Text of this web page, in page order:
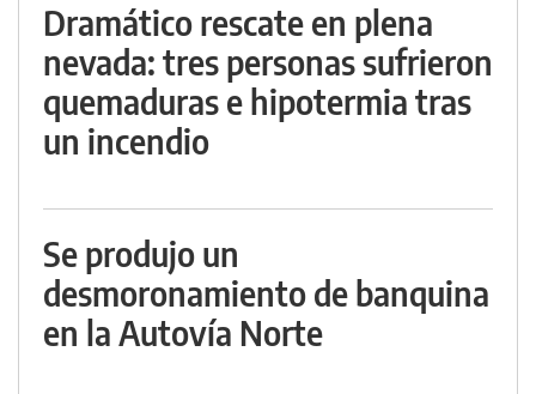
Dramático rescate en plena
nevada: tres personas sufrieron
quemaduras e hipotermia tras
un incendio
Se produjo un
desmoronamiento de banquina
en la Autovía Norte